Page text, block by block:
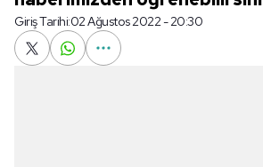
Giriş Tarihi:02 Ağustos 2022 - 20:30